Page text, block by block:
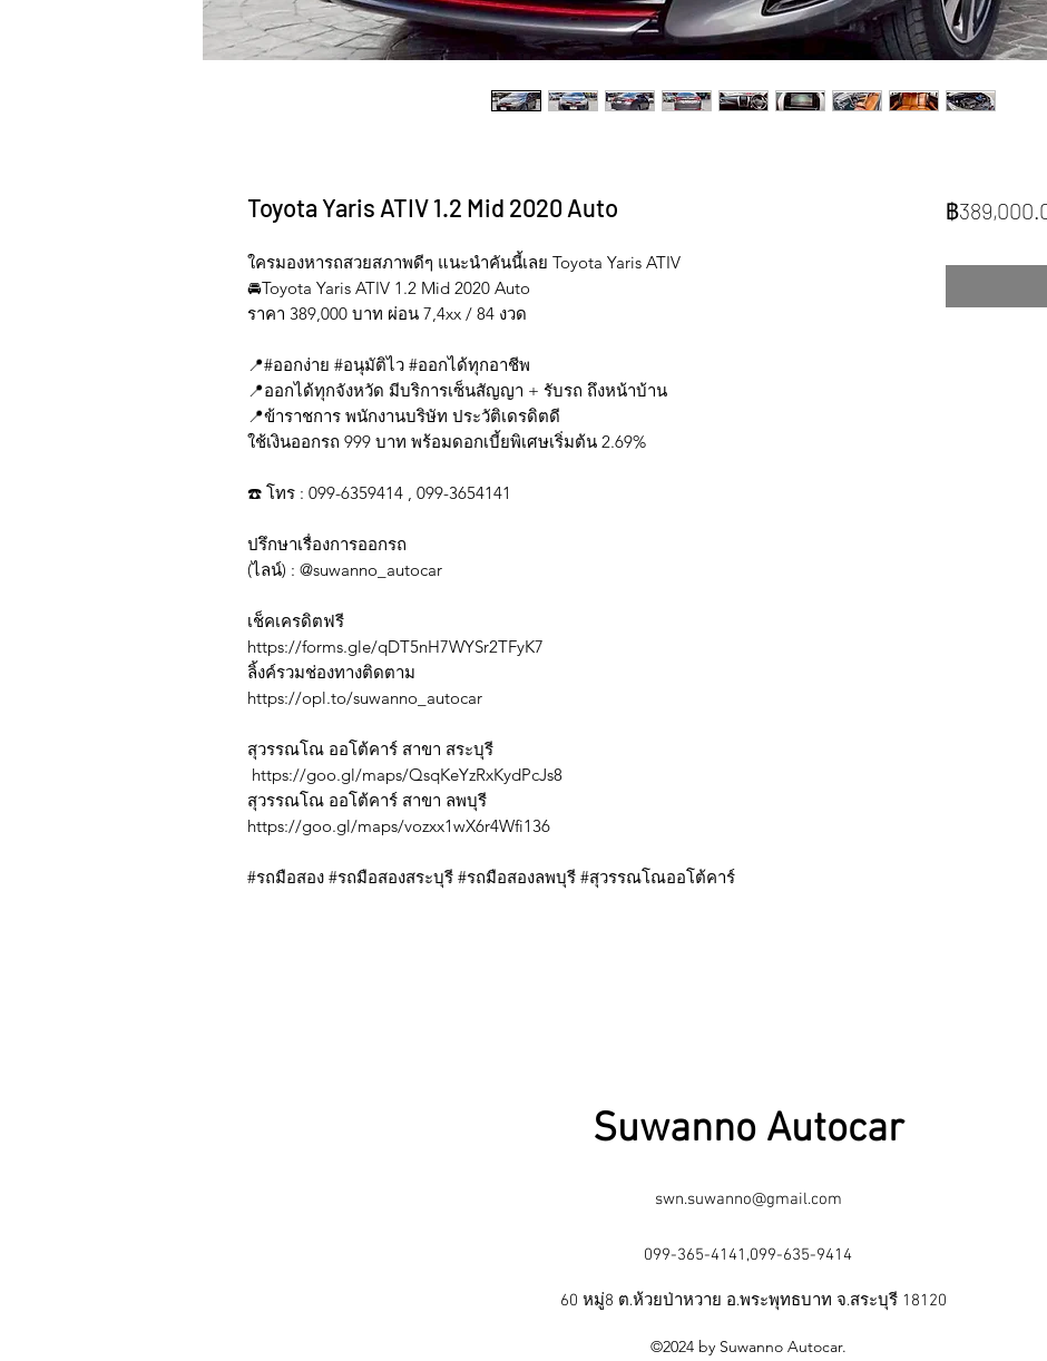
Toyota Yaris ATIV 1.2 Mid 2020 Auto
ใครมองหารถสวยสภาพดีๆ แนะนำคันนี้เลย Toyota Yaris ATIV
🚘Toyota Yaris ATIV 1.2 Mid 2020 Auto
ราคา 389,000 บาท ผ่อน 7,4xx / 84 งวด
📍#ออกง่าย #อนุมัติไว #ออกได้ทุกอาชีพ
📍ออกได้ทุกจังหวัด มีบริการเซ็นสัญญา + รับรถ ถึงหน้าบ้าน
📍ข้าราชการ พนักงานบริษัท ประวัติเดรดิตดี
ใช้เงินออกรถ 999 บาท พร้อมดอกเบี้ยพิเศษเริ่มต้น 2.69%
☎️ โทร : 099-6359414 , 099-3654141
ปรึกษาเรื่องการออกรถ
(ไลน์) : @suwanno_autocar
เช็คเครดิตฟรี
https://forms.gle/qDT5nH7WYSr2TFyK7
ลิ้งค์รวมช่องทางติดตาม
https://opl.to/suwanno_autocar
สุวรรณโณ ออโต้คาร์ สาขา สระบุรี
https://goo.gl/maps/QsqKeYzRxKydPcJs8
สุวรรณโณ ออโต้คาร์ สาขา ลพบุรี
https://goo.gl/maps/vozxx1wX6r4Wfi136
#รถมือสอง #รถมือสองสระบุรี #รถมือสองลพบุรี #สุวรรณโณออโต้คาร์
฿
Suwanno Autocar
swn.suwanno@gmail.com
099-365-4141,099-635-9414
60 หมู่8 ต.ห้วยป่าหวาย อ.พระพุทธบาท จ.สระบุรี 18120
©2024 by Suwanno Autocar.